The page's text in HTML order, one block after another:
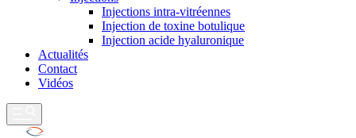
Injections intra-vitréennes
Injection de toxine botulique
Injection acide hyaluronique
Actualités
Contact
Vidéos